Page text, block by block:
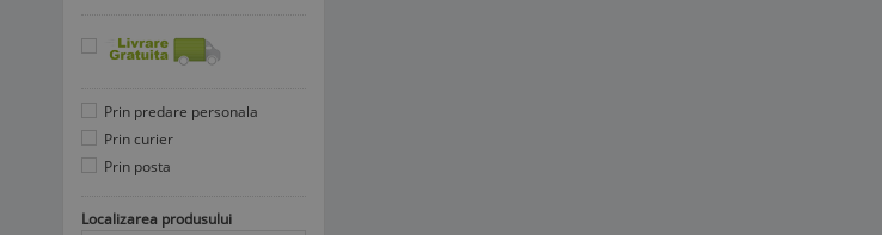
Prin predare personala
Prin curier
Prin posta
Localizarea produsului